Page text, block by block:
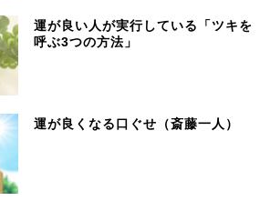
運が良い人が実行している「ツキを
呼ぶ3つの方法」
運が良くなる口ぐせ（斎藤一人）